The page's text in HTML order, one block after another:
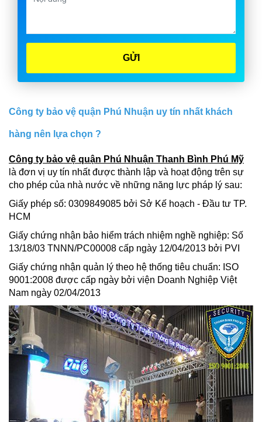
GỬI
Công ty bảo vệ quận Phú Nhuận uy tín nhất khách
hàng nên lựa chọn ?
Công ty bảo vệ quận Phú Nhuận Thanh Bình Phú Mỹ
là đơn vị uy tín nhất được thành lập và hoạt động trên sự
cho phép của nhà nước về những năng lực pháp lý sau:
Giấy phép số: 0309849085 bởi Sở Kế hoạch - Đầu tư TP.
HCM
Giấy chứng nhận bảo hiểm trách nhiệm nghề nghiệp: Số
13/18/03 TNNN/PC00008 cấp ngày 12/04/2013 bởi PVI
Giấy chứng nhận quản lý theo hệ thống tiêu chuẩn: ISO
9001:2008 được cấp ngày bởi viện Doanh Nghiệp Việt
Nam ngày 02/04/2013